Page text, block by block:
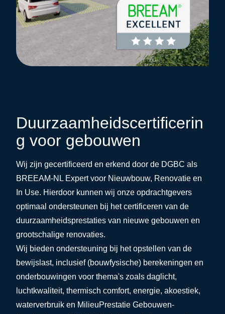
Duurzaamheidscertificerin
g voor gebouwen
Wij zijn gecertificeerd en erkend door de DGBC als
BREEAM-NL Expert voor Nieuwbouw, Renovatie en
In Use. Hierdoor kunnen wij onze opdrachtgevers
optimaal ondersteunen bij het certificeren van de
duurzaamheidsprestaties van nieuwe gebouwen en
grootschalige renovaties.
Wij bieden ondersteuning bij het opstellen van de
bewijslast, inclusief (bouwfysische) berekeningen en
onderbouwingen voor thema's zoals daglicht,
luchtkwaliteit, thermisch comfort, energie, akoestiek,
waterverbruik en MilieuPrestatie Gebouwen-